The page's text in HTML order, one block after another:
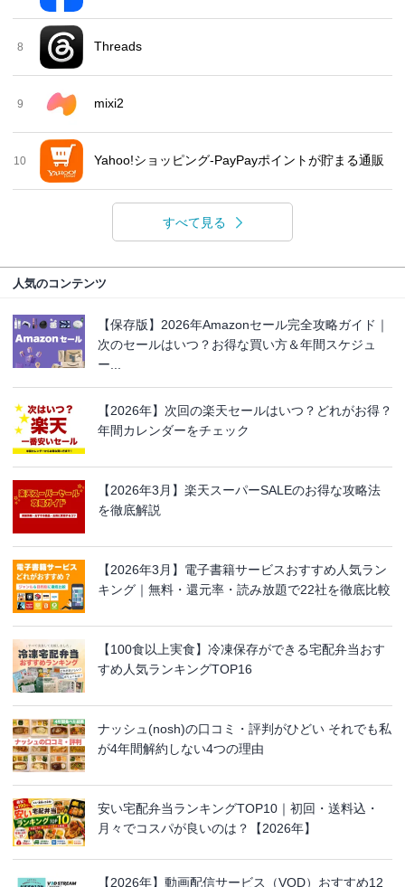
8 Threads
9 mixi2
10 Yahoo!ショッピング-PayPayポイントが貯まる通販
すべて見る
人気のコンテンツ
【保存版】2026年Amazonセール完全攻略ガイド｜
次のセールはいつ？お得な買い方＆年間スケジュ
ー...
【2026年】次回の楽天セールはいつ？どれがお得？
年間カレンダーをチェック
【2026年3月】楽天スーパーSALEのお得な攻略法
を徹底解説
【2026年3月】電子書籍サービスおすすめ人気ラン
キング｜無料・還元率・読み放題で22社を徹底比較
【100食以上実食】冷凍保存ができる宅配弁当おす
すめ人気ランキングTOP16
ナッシュ(nosh)の口コミ・評判がひどい それでも私
が4年間解約しない4つの理由
安い宅配弁当ランキングTOP10｜初回・送料込・
月々でコスパが良いのは？【2026年】
【2026年】動画配信サービス（VOD）おすすめ12